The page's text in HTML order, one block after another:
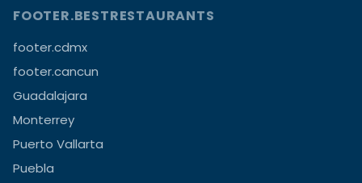
FOOTER.BESTRESTAURANTS
footer.cdmx
footer.cancun
Guadalajara
Monterrey
Puerto Vallarta
Puebla